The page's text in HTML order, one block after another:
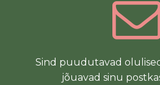
Sind puudutavad
jõuavad sinu